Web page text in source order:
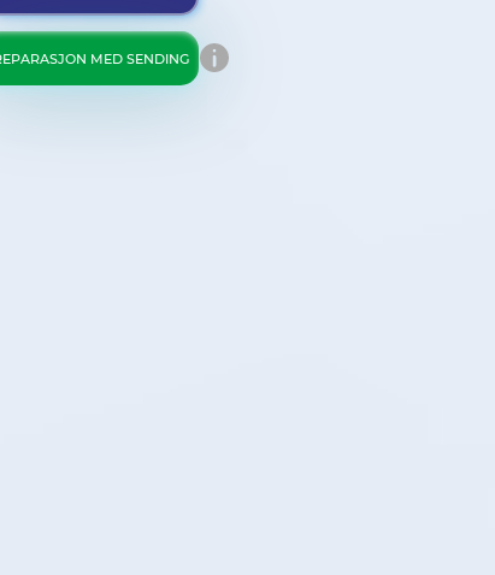
MED SENDING